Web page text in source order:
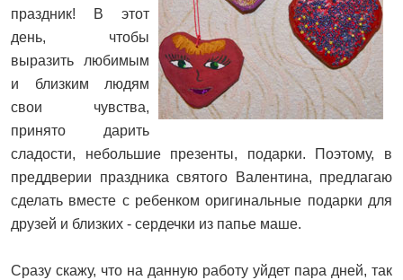
праздник! В этот
день, чтобы
выразить любимым
и близким людям
свои чувства,
принято дарить
сладости, небольшие презенты, подарки. Поэтому, в
преддверии праздника святого Валентина, предлагаю
сделать вместе с ребенком оригинальные подарки для
друзей и близких - сердечки из папье маше.
Сразу скажу, что на данную работу уйдет пара дней, так